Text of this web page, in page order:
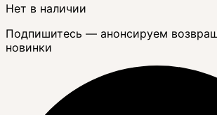
Нет в наличии
Подпишитесь — анонсируем
новинки